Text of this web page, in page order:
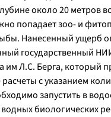
около 20 метров
попадает зоо- и
Нанесенный ущерб
государственный
им Л.С. Берга, который
с указанием
запустить в
биологических